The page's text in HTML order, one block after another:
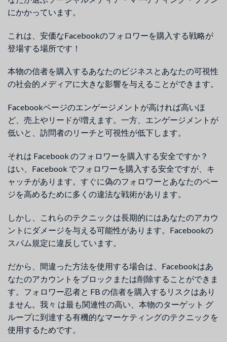
にかかっています。
これは、安価なFacebookのフォロワーを購入する戦略が
登場する場所です！
本物の信者を購入するあなたのビジネスとあなたの可視性
の社会的メディアに大きな影響を与えることができます。
Facebookページのエンゲージメントが高ければ高いほ
ど、売上やリードが増えます。一方、エンゲージメントが
低いと、訪問者のリーチと可視性が低下します。
それは Facebook のフォロワーを購入する安全ですか？
はい、Facebook でフォロワーを購入する安全ですが、キ
ャッチがあります。すぐに偽のフォロワーとあなたのペー
ジを高めるために多くの違法な戦術があります。
しかし、これらのテクニックは長期的にはあなたのアカウ
ントにダメージを与える可能性があります。Facebookの
スパム規定に違反しています。
だから、間違った方法を使用する場合は、Facebookはあ
なたのアカウントをブロックまたは削除することができま
す。フォロワー忍者と FB の信者を購入するリスクはあり
ません。我々 は最も関連性の高い、本物のターゲット グ
ループに到達する有機的なマーケティングのテクニックを
使用するためです。